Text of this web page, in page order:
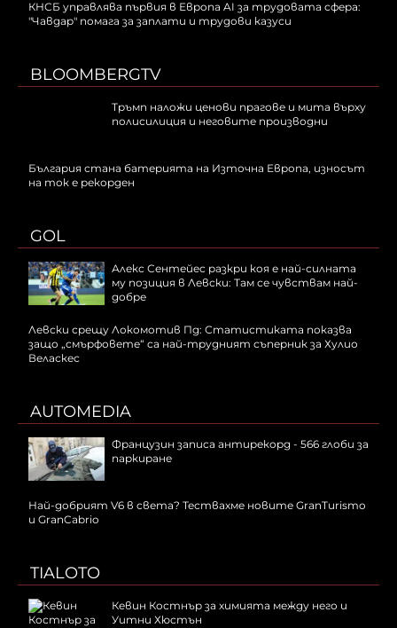
КНСБ управлява първия в Европа AI за трудовата сфера:
"Чавдар" помага за заплати и трудови казуси
BLOOMBERGTV
Тръмп наложи ценови прагове и мита върху
полисилиция и неговите производни
България стана батерията на Източна Европа, износът
на ток е рекорден
GOL
Алекс Сентейес разкри коя е най-силната
му позиция в Левски: Там се чувствам най-
добре
Левски срещу Локомотив Пд: Статистиката показва
защо „смърфовете“ са най-трудният съперник за Хулио
Веласкес
AUTOMEDIA
Французин записа антирекорд - 566 глоби за
паркиране
Най-добрият V6 в света? Тествахме новите GranTurismo
и GranCabrio
TIALOTO
Кевин Костнър за химията между него и
Уитни Хюстън